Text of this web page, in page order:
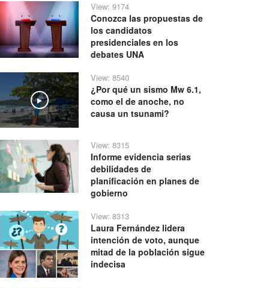
View: 9174
Conozca las propuestas de
los candidatos
presidenciales en los
debates UNA
Play
View: 8540
¿Por qué un sismo Mw 6.1,
como el de anoche, no
causa un tsunami?
View: 8315
Informe evidencia serias
debilidades de
planificación en planes de
gobierno
View: 8313
Laura Fernández lidera
intención de voto, aunque
mitad de la población sigue
indecisa